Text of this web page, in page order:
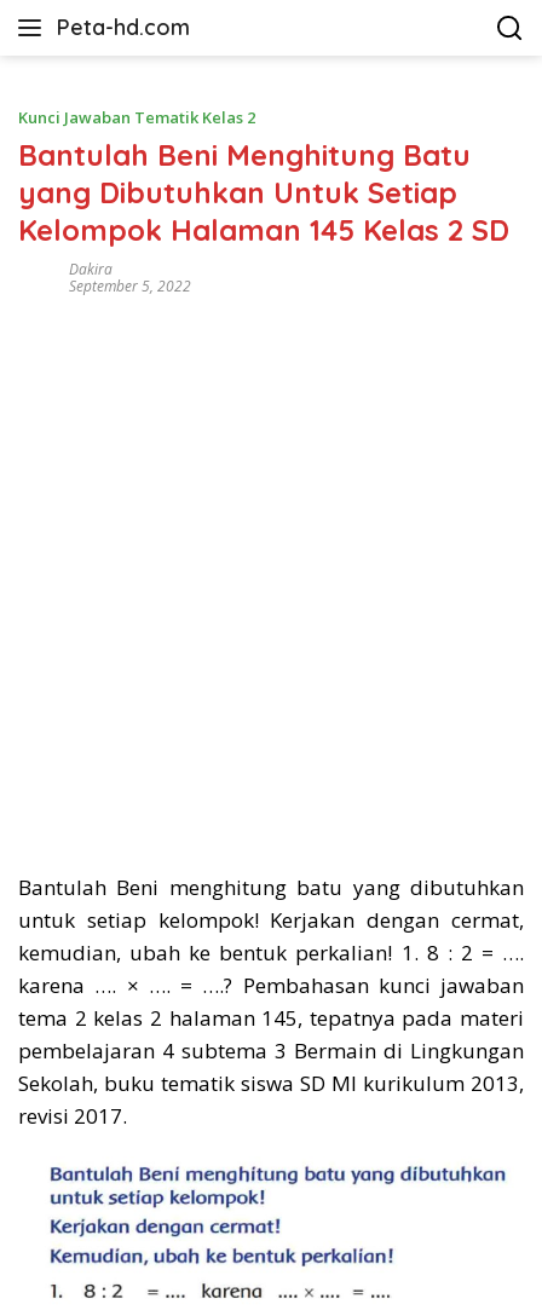
Peta-hd.com
Kumpulan
HD
Kunci Jawaban Tematik Kelas 2
Bantulah Beni Menghitung Batu
yang Dibutuhkan Untuk Setiap
Kelompok Halaman 145 Kelas 2 SD
Dakira
September 5, 2022
Bantulah Beni menghitung batu yang dibutuhkan
untuk setiap kelompok! Kerjakan dengan cermat,
kemudian, ubah ke bentuk perkalian! 1. 8 : 2 = ….
karena …. × …. = ….? Pembahasan kunci jawaban
tema 2 kelas 2 halaman 145, tepatnya pada materi
pembelajaran 4 subtema 3 Bermain di Lingkungan
Sekolah, buku tematik siswa SD MI kurikulum 2013,
revisi 2017.